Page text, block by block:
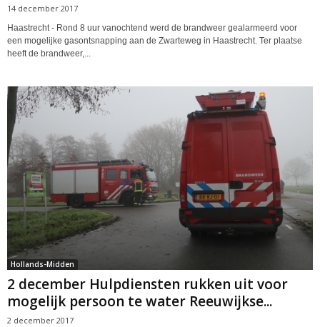
14 december 2017
Haastrecht - Rond 8 uur vanochtend werd de brandweer gealarmeerd voor
een mogelijke gasontsnapping aan de Zwarteweg in Haastrecht. Ter plaatse
heeft de brandweer,...
Hollands-Midden
2 december Hulpdiensten rukken uit voor
mogelijk persoon te water Reeuwijkse...
2 december 2017